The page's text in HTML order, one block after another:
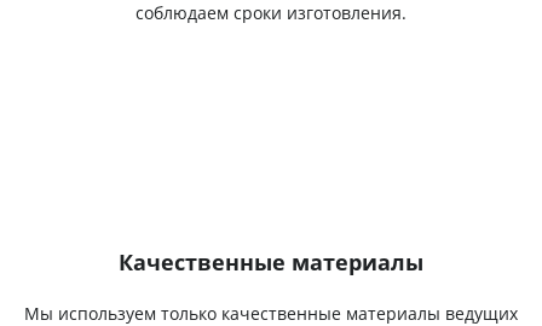
соблюдаем сроки изготовления.
Качественные материалы
Мы используем только качественные материалы ведущих